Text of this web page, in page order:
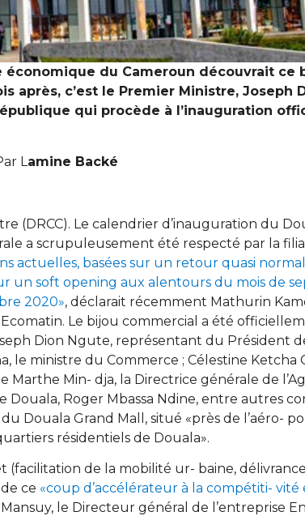
économique du Cameroun découvrait ce
après, c’est le Premier Ministre, Joseph
qui procède à l’inauguration
L amine Backé
(DRCC). Le calendrier d’inauguration du
a scrupuleusement été respecté par la
actuelles, basées sur un retour quasi
un soft opening aux alentours du mois de
2020», déclarait récemment Mathurin
Le bijou commercial a été
Dion Ngute, représentant du Président
le ministre du Commerce ; Célestine Ketcha
Min- dja, la Directrice générale de
Roger Mbassa Ndine, entre autres
Douala Grand Mall, situé «près de l’aéro-
résidentiels de Douala».
de la mobilité ur- baine,
ce «coup d’accélérateur à la compétiti- vité
Mansuy, le Directeur général de l’entreprise